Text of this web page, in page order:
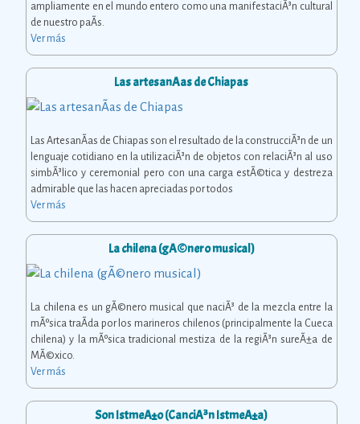
ampliamente en el mundo entero como una manifestaciÃ³n cultural
de nuestro paÃ­s.
Ver más
Las artesanÃ­as de Chiapas
Las ArtesanÃ­as de Chiapas son el resultado de la construcciÃ³n de un
lenguaje cotidiano en la utilizaciÃ³n de objetos con relaciÃ³n al uso
simbÃ³lico y ceremonial pero con una carga estÃ©tica y destreza
admirable que las hacen apreciadas por todos
Ver más
La chilena (gÃ©nero musical)
La chilena es un gÃ©nero musical que naciÃ³ de la mezcla entre la
mÃºsica traÃ­da por los marineros chilenos (principalmente la Cueca
chilena) y la mÃºsica tradicional mestiza de la regiÃ³n sureÃ±a de
MÃ©xico.
Ver más
Son IstmeÃ±o (CanciÃ³n IstmeÃ±a)